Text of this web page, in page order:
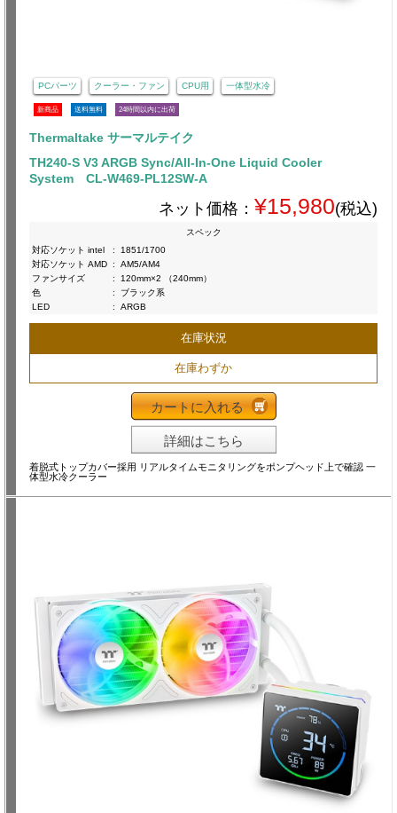
PCパーツ クーラー・ファン CPU用 一体型水冷
新商品 送料無料 24時間以内に出荷
Thermaltake サーマルテイク
TH240-S V3 ARGB Sync/All-In-One Liquid Cooler
System CL-W469-PL12SW-A
ネット価格： ¥15,980(税込)
スペック
対応ソケット intel
:
1851/1700
対応ソケット AMD :
AM5/AM4
ファンサイズ
:
120mm×2 （240mm）
色
:
ブラック系
LED
: ARGB
在庫状況
在庫わずか
カートに入れる
詳細はこちら
着脱式トップカバー採用 リアルタイムモニタリングをポンプヘッド上で確認 一
体型水冷クーラー